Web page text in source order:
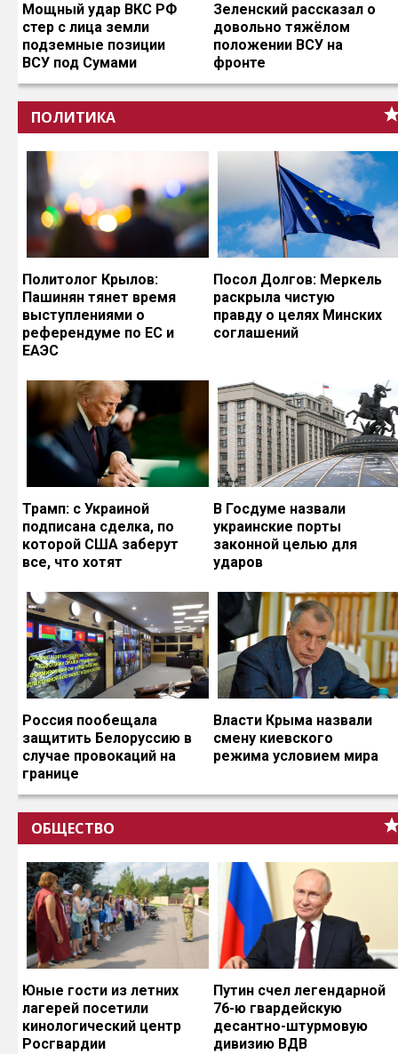
Мощный удар ВКС РФ
стер с лица земли
подземные позиции
ВСУ под Сумами
Зеленский рассказал о
довольно тяжёлом
положении ВСУ на
фронте
ПОЛИТИКА
Политолог Крылов:
Пашинян тянет время
выступлениями о
референдуме по ЕС и
ЕАЭС
Посол Долгов: Меркель
раскрыла чистую
правду о целях Минских
соглашений
Трамп: с Украиной
подписана сделка, по
которой США заберут
все, что хотят
В Госдуме назвали
украинские порты
законной целью для
ударов
Россия пообещала
защитить Белоруссию в
случае провокаций на
границе
Власти Крыма назвали
смену киевского
режима условием мира
ОБЩЕСТВО
Юные гости из летних
лагерей посетили
кинологический центр
Росгвардии
Путин счел легендарной
76-ю гвардейскую
десантно-штурмовую
дивизию ВДВ